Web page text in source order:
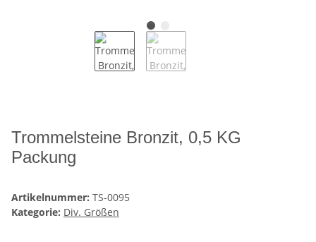
Trommelsteine Bronzit, 0,5 KG
Packung
Artikelnummer: TS-0095
Kategorie: Div. Größen